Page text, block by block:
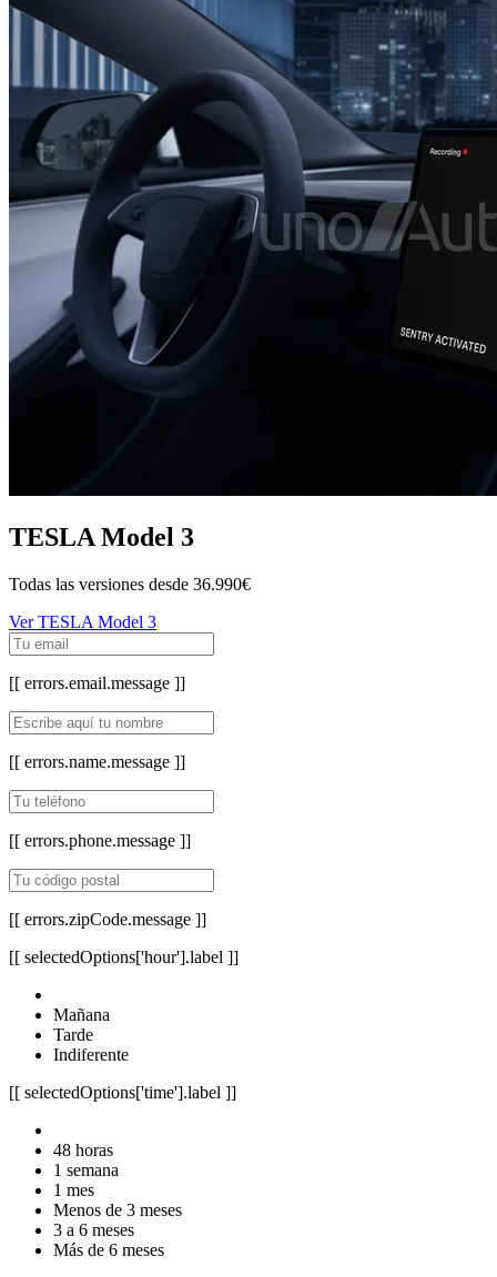
TESLA Model 3
Todas las versiones desde 36.990€
Ver TESLA Model 3
[[ errors.email.message ]]
[[ errors.name.message ]]
[[ errors.phone.message ]]
[[ errors.zipCode.message ]]
[[ selectedOptions['hour'].label ]]
Mañana
Tarde
Indiferente
[[ selectedOptions['time'].label ]]
48 horas
1 semana
1 mes
Menos de 3 meses
3 a 6 meses
Más de 6 meses